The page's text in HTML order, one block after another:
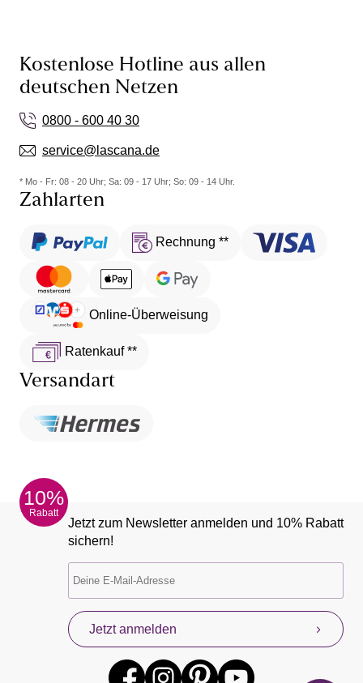
Kostenlose Hotline aus allen
deutschen Netzen
0800 - 600 40 30
service@lascana.de
* Mo - Fr: 08 - 20 Uhr; Sa: 09 - 17 Uhr; So: 09 - 14 Uhr.
Zahlarten
Rechnung **
Online-Überweisung
Ratenkauf **
Versandart
10%
Rabatt
Jetzt zum Newsletter anmelden und 10% Rabatt
sichern!
Jetzt anmelden